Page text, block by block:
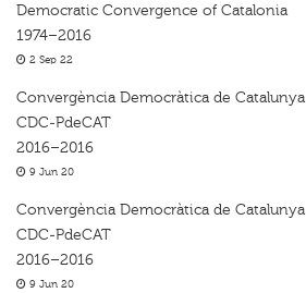
Democratic Convergence of Catalonia
1974–2016
2 Sep 22
Convergència Democràtica de Catalunya
CDC-PdeCAT
2016–2016
9 Jun 20
Convergència Democràtica de Catalunya
CDC-PdeCAT
2016–2016
9 Jun 20